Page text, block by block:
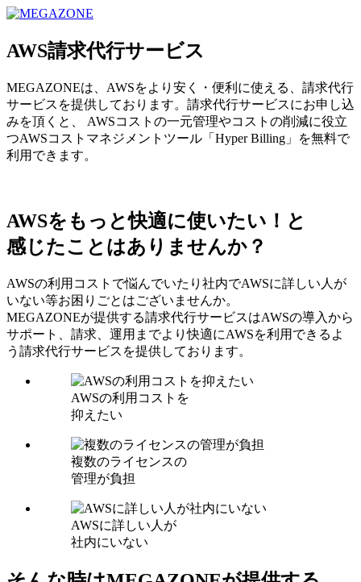
AWS請求代行サービス
MEGAZONEは、AWSをより安く・便利に使える、請求代行
サービスを提供しております。請求代行サービスにお申し込
みを頂くと、 AWSコストの一元管理やコストの削減に役立
つAWSコストマネジメントツール「Hyper Billing」を無料で
利用できます。
AWSをもっと快適に使いたい！と
感じたことはありませんか？
AWSの利用コストで悩んでいたり社内でAWSに詳しい人が
いない等お困りごとはございませんか。
MEGAZONEが提供する請求代行サービスはAWSの導入から
サポート、請求、運用までより快適にAWSを利用できるよ
う請求代行サービスを提供しております。
AWSの利用コストを
抑えたい
複数のライセンスの
管理が負担
AWSに詳しい人が
社内にいない